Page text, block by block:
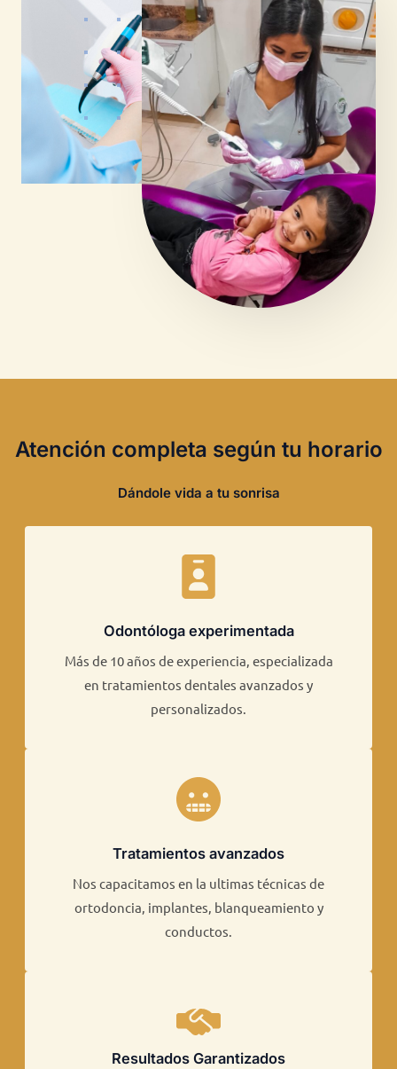
Atención completa según tu horario
Dándole vida a tu sonrisa
Odontóloga experimentada
Más de 10 años de experiencia, especializada
en tratamientos dentales avanzados y
personalizados.​​
Tratamientos avanzados​
Nos capacitamos en la ultimas técnicas de
ortodoncia, implantes, blanqueamiento y
conductos.​​
Resultados Garantizados